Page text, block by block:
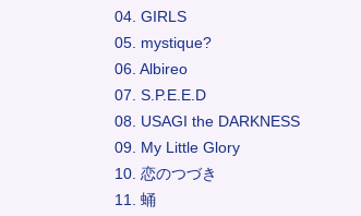
04. GIRLS
05. mystique?
06. Albireo
07. S.P.E.E.D
08. USAGI the DARKNESS
09. My Little Glory
10. 恋のつづき
11. 蛹